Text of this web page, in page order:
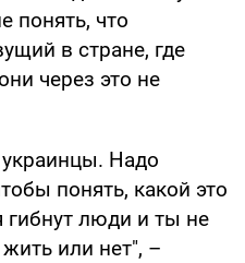
понять, что
в стране, где
через это не
Надо
понять, какой это
гибнут люди и ты не
или нет", –